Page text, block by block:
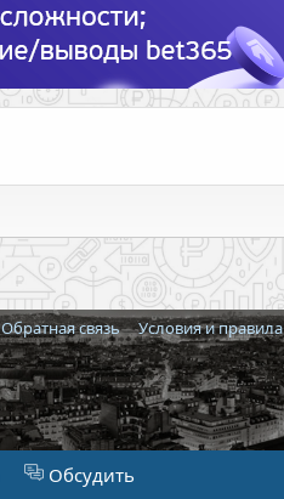
Обратная связь Условия и правила
Обсудить